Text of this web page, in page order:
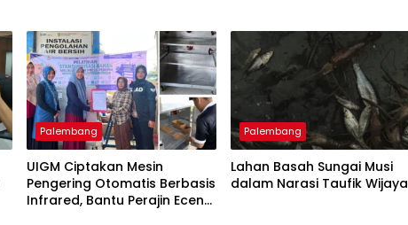
Palembang
UIGM Ciptakan Mesin
Pengering Otomatis Berbasis
Infrared, Bantu Perajin Eceng
Palembang
Lahan Basah Sungai Musi
dalam Narasi Taufik Wijaya